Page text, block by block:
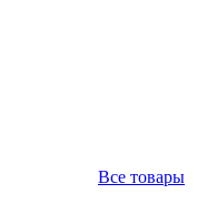
Все товары